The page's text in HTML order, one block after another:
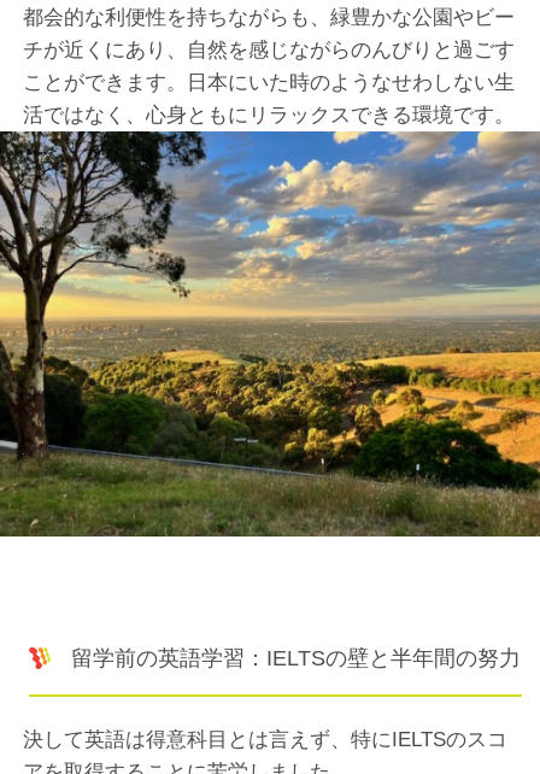
都会的な利便性を持ちながらも、緑豊かな公園やビー
チが近くにあり、自然を感じながらのんびりと過ごす
ことができます。日本にいた時のようなせわしない生
活ではなく、心身ともにリラックスできる環境です。
留学前の英語学習：IELTSの壁と半年間の努力
決して英語は得意科目とは言えず、特にIELTSのスコ